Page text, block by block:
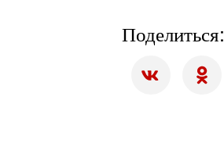
Поделиться: